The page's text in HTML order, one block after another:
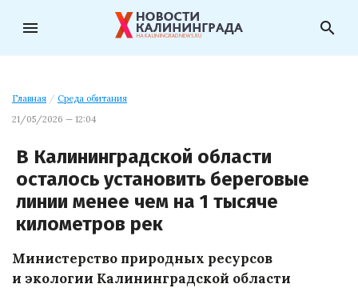
menu search
Главная / Среда обитания
21/05/2026 — 12:04
В Калининградской области
осталось установить береговые
линии менее чем на 1 тысяче
километров рек
Министерство природных ресурсов
и экологии Калининградской области